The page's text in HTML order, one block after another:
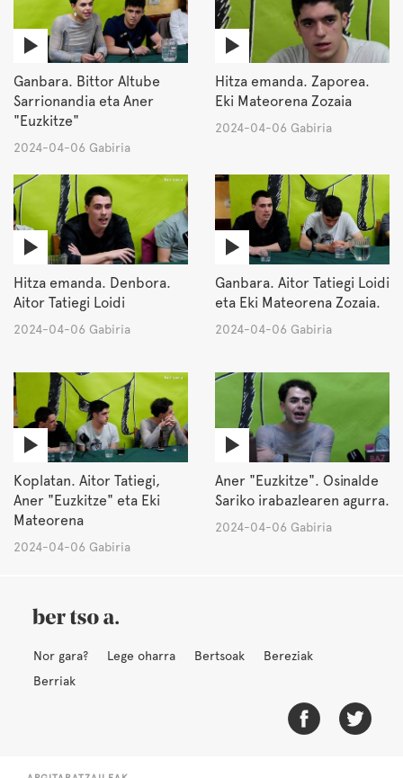
Ganbara. Bittor Altube
Sarrionandia eta Aner
"Euzkitze"
2024-04-06 Gabiria
Hitza emanda. Zaporea.
Eki Mateorena Zozaia
2024-04-06 Gabiria
Hitza emanda. Denbora.
Aitor Tatiegi Loidi
2024-04-06 Gabiria
Ganbara. Aitor Tatiegi Loidi
eta Eki Mateorena Zozaia.
2024-04-06 Gabiria
Koplatan. Aitor Tatiegi,
Aner "Euzkitze" eta Eki
Mateorena
2024-04-06 Gabiria
Aner "Euzkitze". Osinalde
Sariko irabazlearen agurra.
2024-04-06 Gabiria
Nor gara? Lege oharra Bertsoak
Bereziak
Berriak